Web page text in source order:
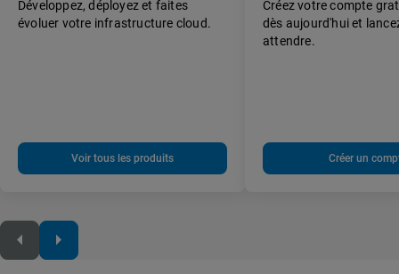
Développez, déployez et faites
évoluer votre infrastructure cloud.
Voir tous les produits
Créez votre compte
dès aujourd'hui et
attendre.
Créer un